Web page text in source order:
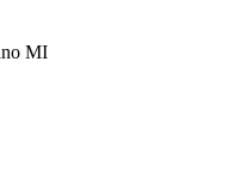
MI